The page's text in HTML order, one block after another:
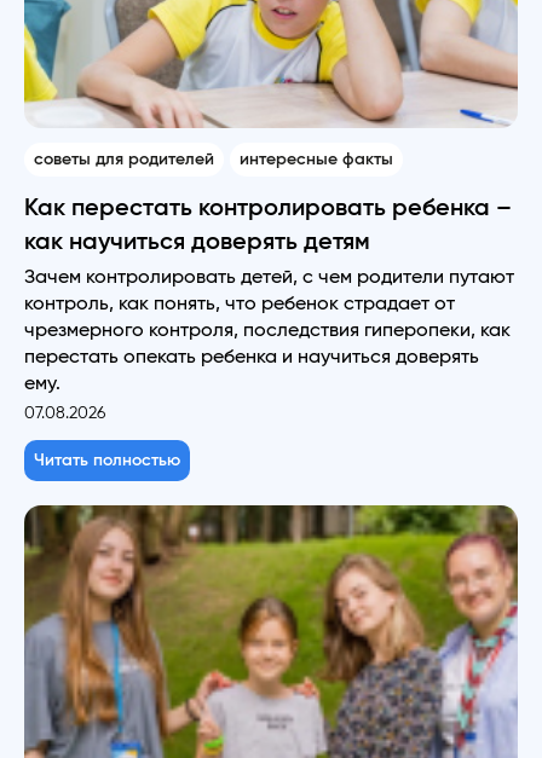
советы для родителей интересные факты
Как перестать контролировать ребенка –
как научиться доверять детям
Зачем контролировать детей, с чем родители путают
контроль, как понять, что ребенок страдает от
чрезмерного контроля, последствия гиперопеки, как
перестать опекать ребенка и научиться доверять
ему.
07.08.2026
Читать полностью